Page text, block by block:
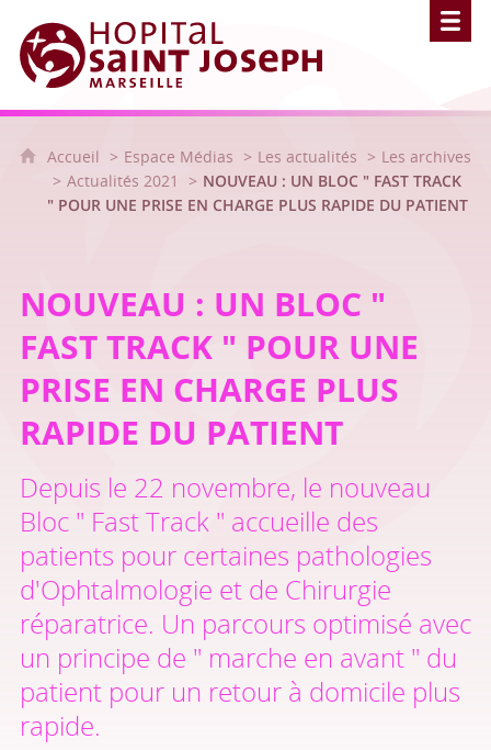
Hôpital Saint Joseph - Marseille
Accueil Espace Médias Les actualités
Les archives
Actualités 2021
NOUVEAU : UN BLOC " FAST TRACK
" POUR UNE PRISE EN CHARGE PLUS RAPIDE DU PATIENT
NOUVEAU : UN BLOC "
FAST TRACK " POUR UNE
PRISE EN CHARGE PLUS
RAPIDE DU PATIENT
Depuis le 22 novembre, le nouveau
Bloc " Fast Track " accueille des
patients pour certaines pathologies
d'Ophtalmologie et de Chirurgie
réparatrice. Un parcours optimisé avec
un principe de " marche en avant " du
patient pour un retour à domicile plus
rapide.